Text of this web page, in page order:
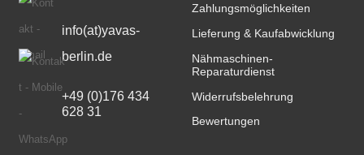
info(at)yavas-
berlin.de
+49 (0)176 434
628 31
Zahlungsmöglichkeiten
Lieferung & Kaufabwicklung
Nähmaschinen-
Reparaturdienst
Widerrufsbelehrung
Bewertungen